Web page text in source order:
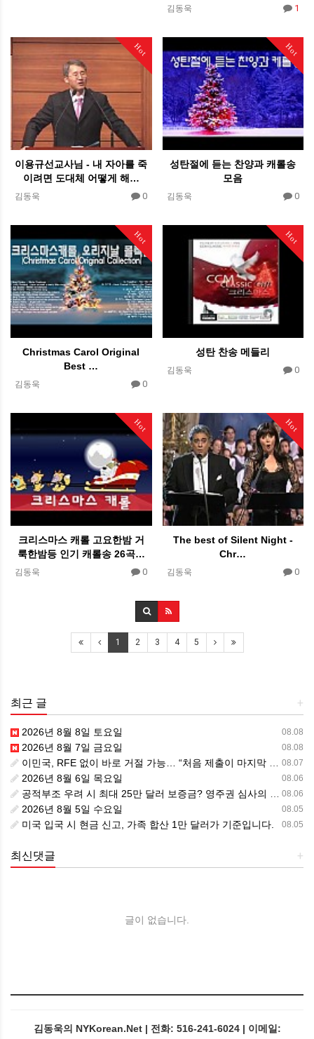
김동욱 1
Hot
이용규선교사님 - 내 자아를 죽
이려면 도대체 어떻게 해…
김동욱 0
Hot
성탄절에 듣는 찬양과 캐롤송
모음
김동욱 0
Hot
Christmas Carol Original
Best …
김동욱 0
Hot
성탄 찬송 메들리
김동욱 0
Hot
크리스마스 캐롤 고요한밤 거
룩한밤등 인기 캐롤송 26곡…
김동욱 0
Hot
The best of Silent Night -
Chr…
김동욱 0
1 2 3 4 5
+
최근 글
08.08
2026년 8월 8일 토요일
08.08
2026년 8월 7일 금요일
08.07
이민국, RFE 없이 바로 거절 가능… “처음 제출이 마지막 기회” 시대가 시작됩니다.
08.06
2026년 8월 6일 목요일
08.06
공적부조 우려 시 최대 25만 달러 보증금? 영주권 심사의 새로운 변수
08.05
2026년 8월 5일 수요일
08.05
미국 입국 시 현금 신고, 가족 합산 1만 달러가 기준입니다.
+
최신댓글
글이 없습니다.
김동욱의 NYKorean.Net | 전화: 516-241-6024 | 이메일: